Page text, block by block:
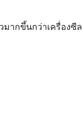
มากขึ้นกว่าเครื่องซีล